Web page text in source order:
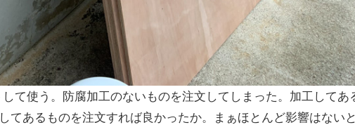
て使う。防腐加工のないものを注文してしまった。加工してあ
てあるものを注文すれば良かったか。まぁほとんど影響はない